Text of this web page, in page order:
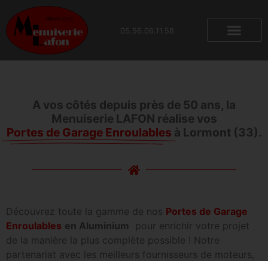
principal
05.56.06.11.58
A vos côtés depuis près de 50 ans, la
Menuiserie LAFON réalise vos
Portes de Garage Enroulables à Lormont (33).
Découvrez toute la gamme de nos Portes de Garage
Enroulables en Aluminium pour enrichir votre projet
de la manière la plus complète possible ! Notre
partenariat avec les meilleurs fournisseurs de moteurs,